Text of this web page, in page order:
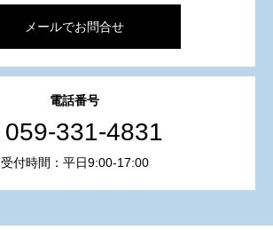
メールでお問合せ
電話番号
059-331-4831
受付時間：平日9:00-17:00